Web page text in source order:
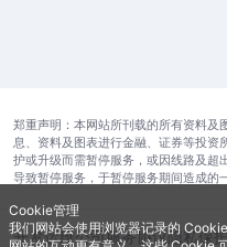
郑重声明：本网站所刊载的所有资料及
息、资料及图表进行金融、证券等投资
护或升级而需暂停服务，或因线路及超
导致暂停服务，于暂停服务期间造成的
开发运维公司服务协议隐私保
Cookie管理
我们网站会使用浏览器记录的